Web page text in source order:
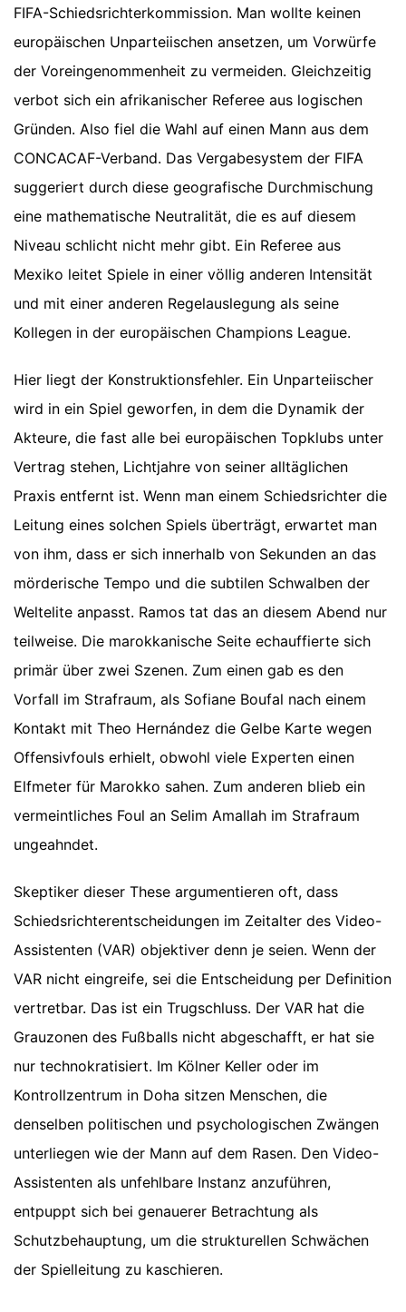
FIFA-Schiedsrichterkommission. Man wollte keinen
europäischen Unparteiischen ansetzen, um Vorwürfe
der Voreingenommenheit zu vermeiden. Gleichzeitig
verbot sich ein afrikanischer Referee aus logischen
Gründen. Also fiel die Wahl auf einen Mann aus dem
CONCACAF-Verband. Das Vergabesystem der FIFA
suggeriert durch diese geografische Durchmischung
eine mathematische Neutralität, die es auf diesem
Niveau schlicht nicht mehr gibt. Ein Referee aus
Mexiko leitet Spiele in einer völlig anderen Intensität
und mit einer anderen Regelauslegung als seine
Kollegen in der europäischen Champions League.
Hier liegt der Konstruktionsfehler. Ein Unparteiischer
wird in ein Spiel geworfen, in dem die Dynamik der
Akteure, die fast alle bei europäischen Topklubs unter
Vertrag stehen, Lichtjahre von seiner alltäglichen
Praxis entfernt ist. Wenn man einem Schiedsrichter die
Leitung eines solchen Spiels überträgt, erwartet man
von ihm, dass er sich innerhalb von Sekunden an das
mörderische Tempo und die subtilen Schwalben der
Weltelite anpasst. Ramos tat das an diesem Abend nur
teilweise. Die marokkanische Seite echauffierte sich
primär über zwei Szenen. Zum einen gab es den
Vorfall im Strafraum, als Sofiane Boufal nach einem
Kontakt mit Theo Hernández die Gelbe Karte wegen
Offensivfouls erhielt, obwohl viele Experten einen
Elfmeter für Marokko sahen. Zum anderen blieb ein
vermeintliches Foul an Selim Amallah im Strafraum
ungeahndet.
Skeptiker dieser These argumentieren oft, dass
Schiedsrichterentscheidungen im Zeitalter des Video-
Assistenten (VAR) objektiver denn je seien. Wenn der
VAR nicht eingreife, sei die Entscheidung per Definition
vertretbar. Das ist ein Trugschluss. Der VAR hat die
Grauzonen des Fußballs nicht abgeschafft, er hat sie
nur technokratisiert. Im Kölner Keller oder im
Kontrollzentrum in Doha sitzen Menschen, die
denselben politischen und psychologischen Zwängen
unterliegen wie der Mann auf dem Rasen. Den Video-
Assistenten als unfehlbare Instanz anzuführen,
entpuppt sich bei genauerer Betrachtung als
Schutzbehauptung, um die strukturellen Schwächen
der Spielleitung zu kaschieren.